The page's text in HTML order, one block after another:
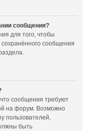
сообщения?
для того, чтобы
сохранённого сообщения
сообщения требуют
на форум. Возможно
пользователей,
быть